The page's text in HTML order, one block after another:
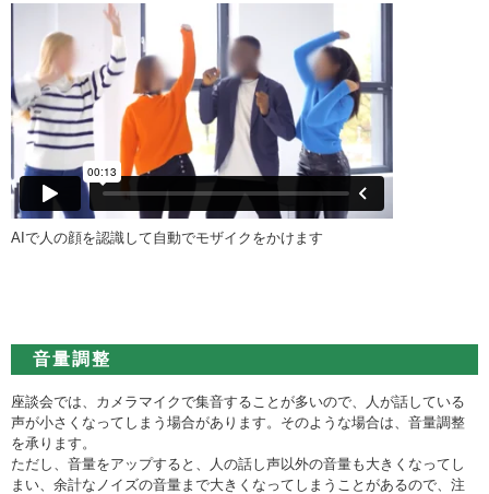
AIで人の顔を認識して自動でモザイクをかけます
音量調整
座談会では、カメラマイクで集音することが多いので、人が話している
声が小さくなってしまう場合があります。そのような場合は、音量調整
を承ります。
ただし、音量をアップすると、人の話し声以外の音量も大きくなってし
まい、余計なノイズの音量まで大きくなってしまうことがあるので、注